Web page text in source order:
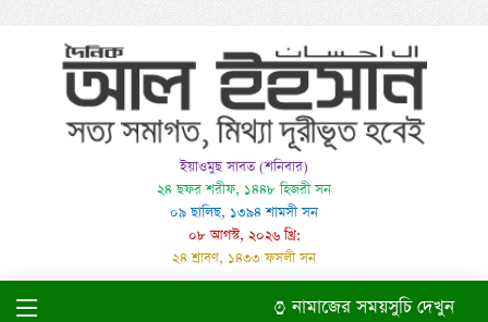
ইয়াওমুছ সাবত (শনিবার)
২৪ ছফর শরীফ, ১৪৪৮ হিজরী সন
০৯ ছালিছ, ১৩৯৪ শামসী সন
০৮ আগস্ট, ২০২৬ খ্রি:
২৪ শ্রাবণ, ১৪৩৩ ফসলী সন
নামাজের সময়সুচি দেখুন